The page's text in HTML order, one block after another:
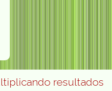
resultados